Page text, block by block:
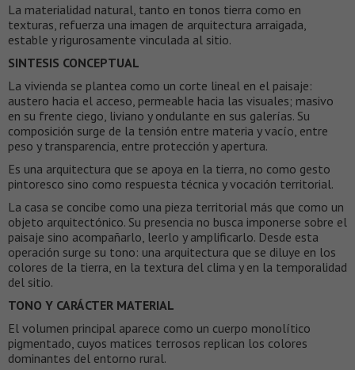
La materialidad natural, tanto en tonos tierra como en
texturas, refuerza una imagen de arquitectura arraigada,
estable y rigurosamente vinculada al sitio.
SINTESIS CONCEPTUAL
La vivienda se plantea como un corte lineal en el paisaje:
austero hacia el acceso, permeable hacia las visuales; masivo
en su frente ciego, liviano y ondulante en sus galerías. Su
composición surge de la tensión entre materia y vacío, entre
peso y transparencia, entre protección y apertura.
Es una arquitectura que se apoya en la tierra, no como gesto
pintoresco sino como respuesta técnica y vocación territorial.
La casa se concibe como una pieza territorial más que como un
objeto arquitectónico. Su presencia no busca imponerse sobre el
paisaje sino acompañarlo, leerlo y amplificarlo. Desde esta
operación surge su tono: una arquitectura que se diluye en los
colores de la tierra, en la textura del clima y en la temporalidad
del sitio.
TONO Y CARÁCTER MATERIAL
El volumen principal aparece como un cuerpo monolítico
pigmentado, cuyos matices terrosos replican los colores
dominantes del entorno rural.